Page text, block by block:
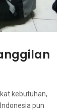
kebutuhan,
рun